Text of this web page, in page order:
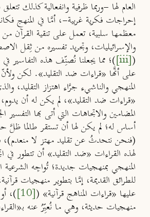
العام لها -وربما ظرفية وانفعالية كذلك
إحراجات فكرية غربية-، أمَّا في المنهج
معظمها سلبية، تعمل على تنقية القرآن
والإسرائيليات، وتجريد تفسيره من ثِقل
(
[iii] )؛ مما يجعلنا نُصنِّف هذه التفاسير في
على أنَّها «قراءات ضد التقليد». لكن ولأنّ
المنهجي والناشيء جرَّاء اهتزاز التقليد،
«قراءات ضد التقليد»، لم يكن له أن
المضامين والاتجاهات التي أتى بها التفسير
أساس له؛ لم يكن لها أن تستقر طالما
(فنحن نتحدثُ عن تقليد مهتز لا منعدم)،
لهذه القراءات «ضد التقليد» أن تتطور في
المنهجي بمنهجيات جديدة؛ تُواجِه الشرعية
للطرائق القديمة، إمَّا بتطوير منهجيات
عليها «قراءات المناهج قرآنية» ([10] )،
منهجيات حديثة، وهي ما نُعبِّرُ عنه